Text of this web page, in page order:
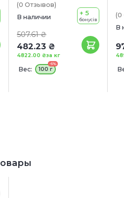
(0 Отзывов)
В наличии
507.61 ₴
482.23 ₴
за кг
4822.00 ₴
+ 5
бонусів
Вес:
-5%
100 г
(0
В